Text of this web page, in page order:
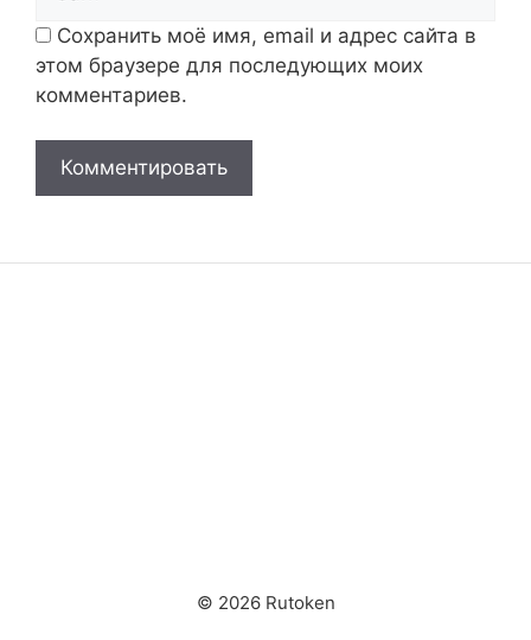
Сохранить моё имя, email и адрес сайта в
этом браузере для последующих моих
комментариев.
© 2026 Rutoken